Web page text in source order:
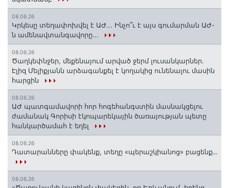
08.06.26
Կրկեսը տեղափոխվել է ԱԺ... Ինչո՞ւ է այս գումարման ԱԺ-
ն ամենավտանգավորը...
08.06.26
Ծաղկեփնջեր, մեքենայում արված ջերմ լուսանկարներ.
Էլիզ Մելիքյանն արձագանքել է կողակից ունենալու մասին
հարցին
08.06.26
ԱԺ պատգամավորի հոր հոգեհանգստին մասնակցելու
ժամանակ Գորիսի էկոպարեկային ծառայության պետը
հանկարծամահ է եղել
08.06.26
Դատարանները փակենք, տեղը «պերաշկիանոց» բացենք․․․
08.06.26